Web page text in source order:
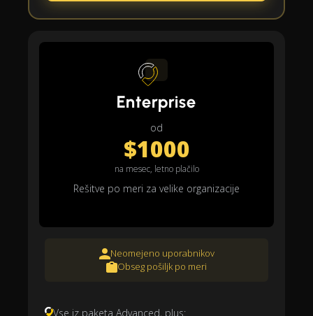
Enterprise
od
$1000
na mesec, letno plačilo
Rešitve po meri za velike organizacije
Neomejeno uporabnikov
Obseg pošiljk po meri
Vse iz paketa Advanced, plus: